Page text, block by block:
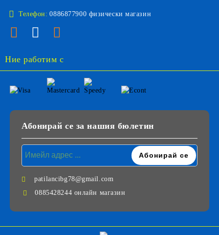
Телефон: 0886877900 физически магазин
Ние работим с
Абонирай се за нашия бюлетин
patilancibg78@gmail.com
0885428244 онлайн магазин